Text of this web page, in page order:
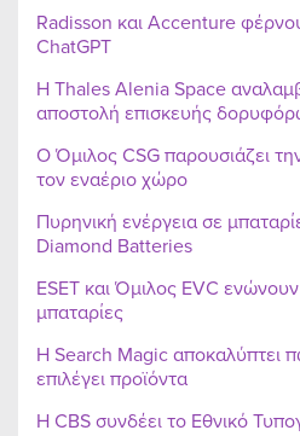
Radisson και Accenture
ChatGPT
Η Thales Alenia Space
αποστολή επισκευής
Ο Όμιλος CSG παρουσιάζει
τον εναέριο χώρο
Πυρηνική ενέργεια σε
Diamond Batteries
ESET και Όμιλος EVC
μπαταρίες
Η Search Magic αποκαλύπτει
επιλέγει προϊόντα
Η CBS συνδέει το Εθνικό